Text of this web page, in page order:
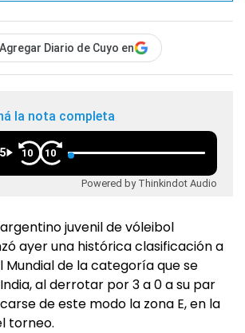
Agregar Diario de Cuyo en
la nota completa
10 10
Powered by Thinkindot Audio
juvenil de vóleibol
ayer una histórica clasificación a
Mundial de la categoría que se
al derrotar por 3 a 0 a su par
de este modo la zona E, en la
torneo.